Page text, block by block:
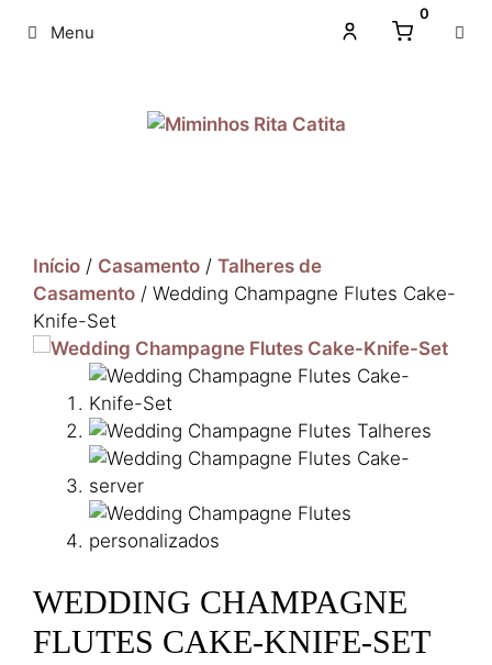
0
Menu
Início / Casamento / Talheres de
Casamento / Wedding Champagne Flutes Cake-
Knife-Set
WEDDING CHAMPAGNE
FLUTES CAKE-KNIFE-SET